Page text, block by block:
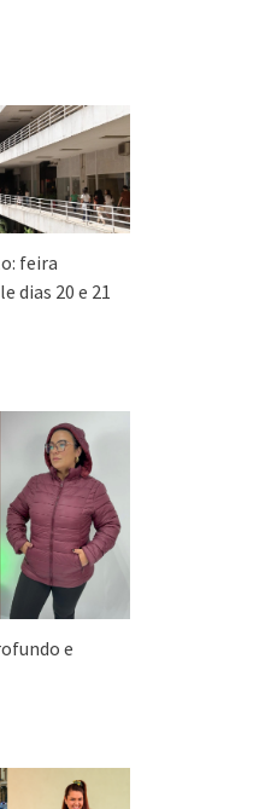
feira
dias 20 e 21
e